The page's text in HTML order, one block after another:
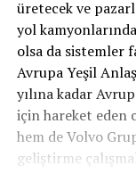
üretecek ve
yol
olsa da sistemler
Avrupa Yeşil
yılına kadar
için hareket eden
hem de Volvo
geliştirme